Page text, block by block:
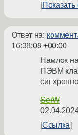
Показать
Ответ на:
16:38:08 +00:00
Намлок
ПЭВМ
SerW
Ссылка